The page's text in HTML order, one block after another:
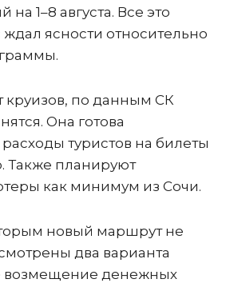
1–8 августа. Все это
ясности относительно
круизов, по данным СК
Она готова
туристов на билеты
Также планируют
как минимум из Сочи.
новый маршрут не
два варианта
возмещение денежных